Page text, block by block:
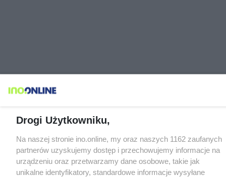
Drogi Użytkowniku,
Na naszej stronie ino.online, my oraz naszych 1162 zaufanych
partnerów uzyskujemy dostęp i przechowujemy informacje na
urządzeniu oraz przetwarzamy dane osobowe, takie jak
unikalne identyfikatory, standardowe informacje wysyłane